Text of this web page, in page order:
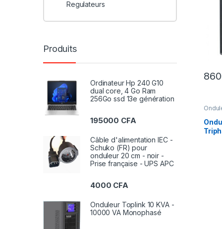
Regulateurs
Produits
Ordinateur Hp 240 G10
dual core, 4 Go Ram
256Go ssd 13e génération
195000 CFA
Câble d'alimentation IEC -
Schuko (FR) pour
onduleur 20 cm - noir -
Prise française - UPS APC
4000 CFA
Onduleur Toplink 10 KVA -
10000 VA Monophasé